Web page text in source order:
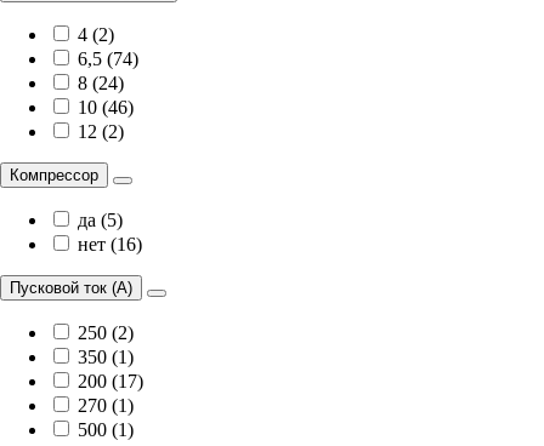
4 (2)
6,5 (74)
8 (24)
10 (46)
12 (2)
Компрессор
да (5)
нет (16)
Пусковой ток (А)
250 (2)
350 (1)
200 (17)
270 (1)
500 (1)